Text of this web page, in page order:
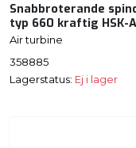
Snabbroterande
typ 660 kraftig HSK-
Air turbine
358885
Lagerstatus: Ej i lager